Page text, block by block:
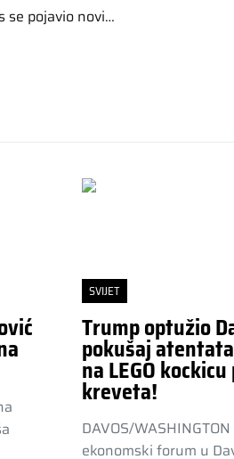
se pojavio novi…
SVIJET
Trump optužio
pokušaj
na LEGO
kreveta!
DAVOS/
ekonomski forum u